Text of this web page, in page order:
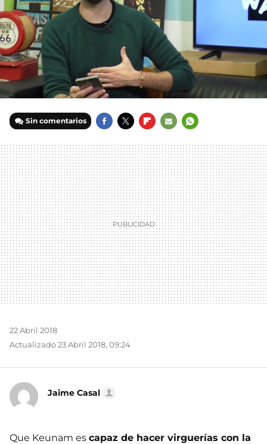
Sin comentarios
MAIL
22 Abril 2018
Actualizado 23 Abril 2018, 09:24
Jaime Casal
Que Keunam es capaz de hacer virguerías con la